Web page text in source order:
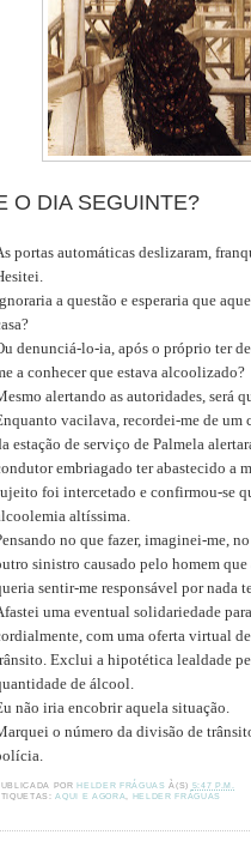
O DIA SEGUINTE?
portas automáticas deslizaram,
a questão e esperaria que
denunciá-lo-ia, após o próprio ter
a conhecer que estava alcoolizado?
alertando as autoridades, será
vacilava, recordei-me de um
estação de serviço de Palmela
embriagado ter abastecido a
foi intercetado e confirmou-se
altíssima.
no que fazer, imaginei-me,
sinistro causado pelo homem
sentir-me responsável por nada
uma eventual solidariedade
com uma oferta virtual
Exclui a hipotética lealdade
de álcool.
não iria encobrir aquela situação.
o número da divisão de
POR HELDER FRÁGUAS À(S) 5:47 P.M.
AQUI E AGORA HELDER FRÁGUAS